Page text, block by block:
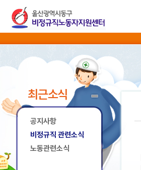
최근소식
공지사항
비정규직 관련소식
노동관련소식